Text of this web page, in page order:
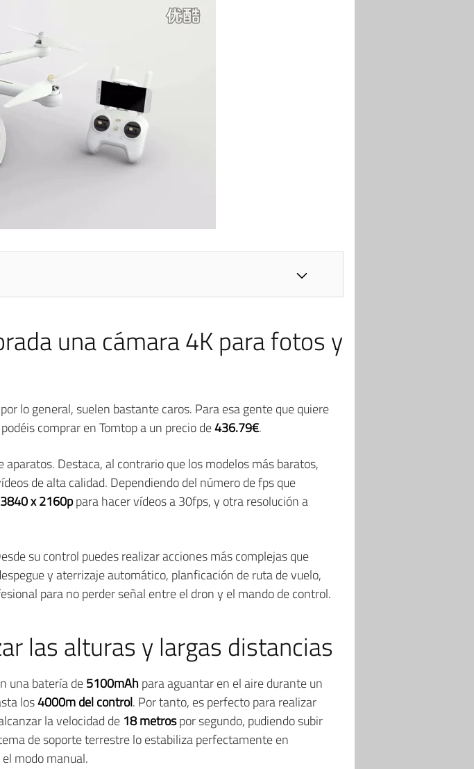
una cámara 4K para fotos y
lo general, suelen bastante caros. Para esa gente que quiere
comprar en Tomtop a un precio de436.79€.
Destaca, al contrario que los modelos más baratos,
de alta calidad. Dependiendo del número de fps que
3840 x 2160ppara hacer vídeos a 30fps, y otra resolución a
su control puedes realizar acciones más complejas que
y aterrizaje automático, planficación de ruta de vuelo,
para no perder señal entre el dron y el mando de control.
las alturas y largas distancias
una batería de5100mAh para aguantar en el aire durante un
los4000m del control. Por tanto, es perfecto para realizar
la velocidad de 18 metrospor segundo, pudiendo subir
de soporte terrestre lo estabiliza perfectamente en
modo manual.